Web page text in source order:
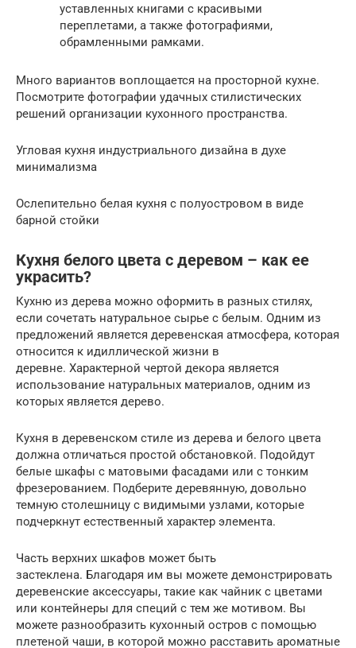
уставленных книгами с красивыми
переплетами, а также фотографиями,
обрамленными рамками.
Много вариантов воплощается на просторной кухне.
Посмотрите фотографии удачных стилистических
решений организации кухонного пространства.
Угловая кухня индустриального дизайна в духе
минимализма
Ослепительно белая кухня с полуостровом в виде
барной стойки
Кухня белого цвета с деревом – как ее
украсить?
Кухню из дерева можно оформить в разных стилях,
если сочетать натуральное сырье с белым. Одним из
предложений является деревенская атмосфера, которая
относится к идиллической жизни в
деревне. Характерной чертой декора является
использование натуральных материалов, одним из
которых является дерево.
Кухня в деревенском стиле из дерева и белого цвета
должна отличаться простой обстановкой. Подойдут
белые шкафы с матовыми фасадами или с тонким
фрезерованием. Подберите деревянную, довольно
темную столешницу с видимыми узлами, которые
подчеркнут естественный характер элемента.
Часть верхних шкафов может быть
застеклена. Благодаря им вы можете демонстрировать
деревенские аксессуары, такие как чайник с цветами
или контейнеры для специй с тем же мотивом. Вы
можете разнообразить кухонный остров с помощью
плетеной чаши, в которой можно расставить ароматные